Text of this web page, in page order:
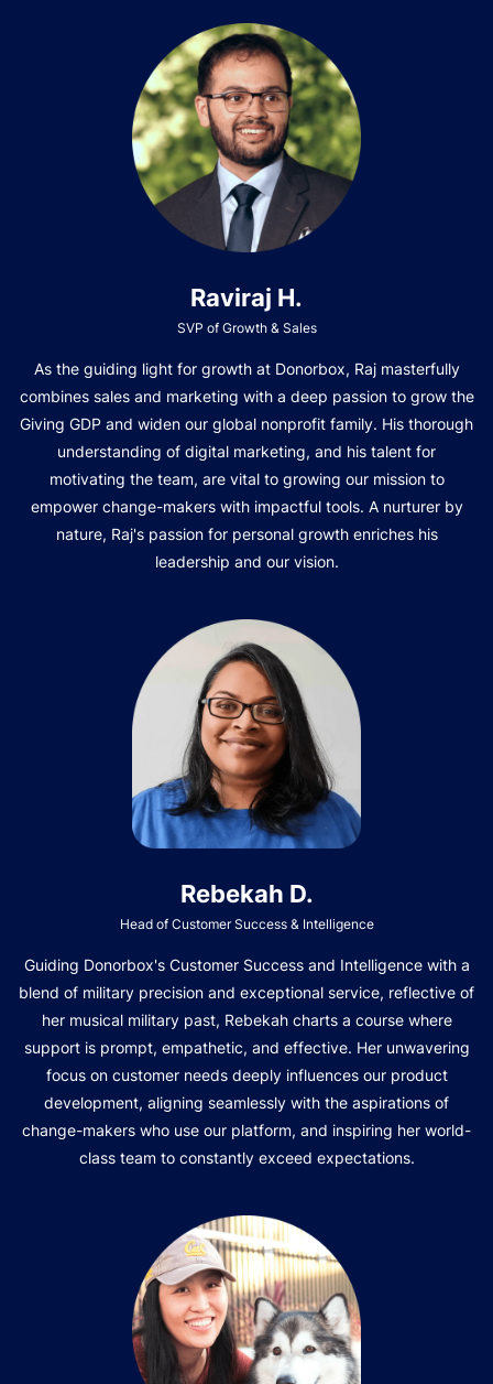
Raviraj H.
SVP of Growth & Sales
As the guiding light for growth at Donorbox, Raj masterfully
combines sales and marketing with a deep passion to grow the
Giving GDP and widen our global nonprofit family. His thorough
understanding of digital marketing, and his talent for
motivating the team, are vital to growing our mission to
empower change-makers with impactful tools. A nurturer by
nature, Raj's passion for personal growth enriches his
leadership and our vision.
Rebekah D.
Head of Customer Success & Intelligence
Guiding Donorbox's Customer Success and Intelligence with a
blend of military precision and exceptional service, reflective of
her musical military past, Rebekah charts a course where
support is prompt, empathetic, and effective. Her unwavering
focus on customer needs deeply influences our product
development, aligning seamlessly with the aspirations of
change-makers who use our platform, and inspiring her world-
class team to constantly exceed expectations.